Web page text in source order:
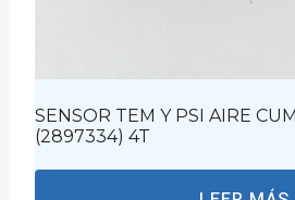
SENSOR TEM Y PSI AIRE
(2897334) 4T